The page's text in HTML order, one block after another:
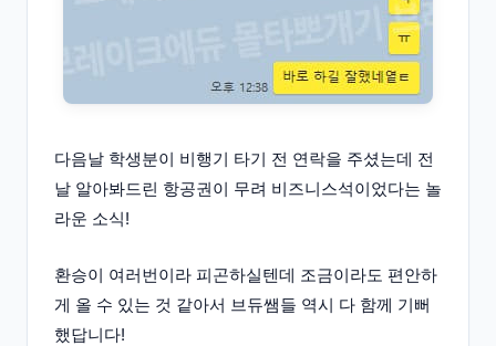
다음날 학생분이 비행기 타기 전 연락을 주셨는데 전
날 알아봐드린 항공권이 무려 비즈니스석이었다는 놀
라운 소식!
환승이 여러번이라 피곤하실텐데 조금이라도 편안하
게 올 수 있는 것 같아서 브듀쌤들 역시 다 함께 기뻐
했답니다!